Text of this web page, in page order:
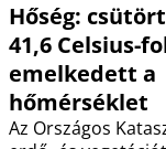
Hőség:
41,6 Celsius-
emelkedett a
hőmérséklet
Az Országos